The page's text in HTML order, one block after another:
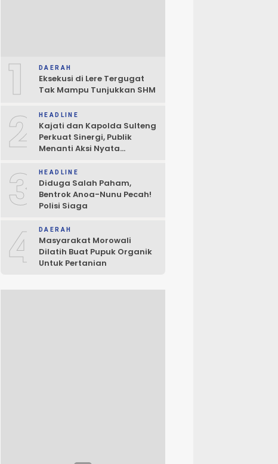
1 DAERAH
Eksekusi di Lere Tergugat
Tak Mampu Tunjukkan SHM
2 HEADLINE
Kajati dan Kapolda Sulteng
Perkuat Sinergi, Publik
Menanti Aksi Nyata
3 HEADLINE
Diduga Salah Paham,
Bentrok Anoa-Nunu Pecah!
Polisi Siaga
4 DAERAH
Masyarakat Morowali
Dilatih Buat Pupuk Organik
Untuk Pertanian